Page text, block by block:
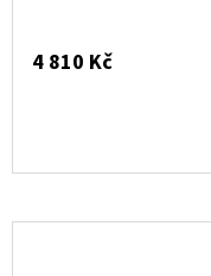
4 810 Kč